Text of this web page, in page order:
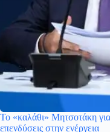
Το «καλάθι» Μητσοτάκη
επενδύσεις στην ενέργεια